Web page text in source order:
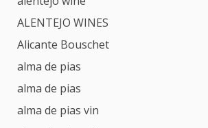
ALENTEJO WINES
Alicante Bouschet
alma de pias
alma de pias
alma de pias vin